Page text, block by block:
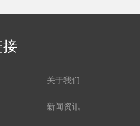
接
关于我们
新闻资讯